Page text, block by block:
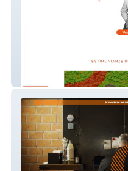
Acustica Bolognese